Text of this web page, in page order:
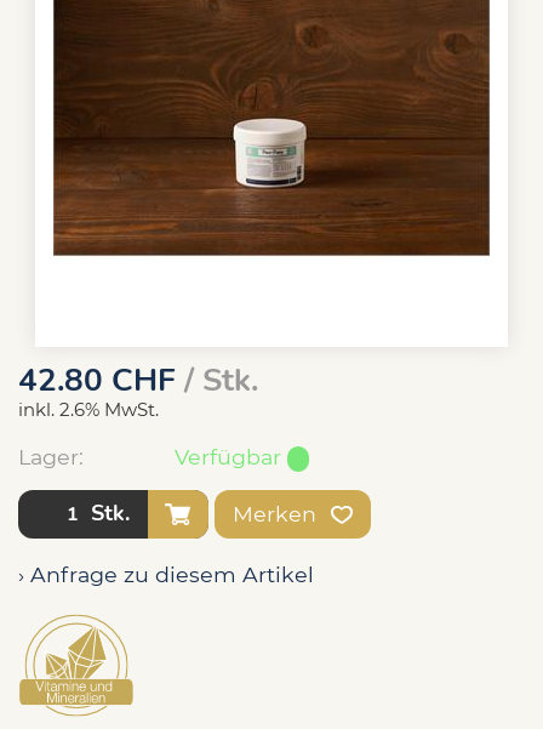
42.80 CHF/ Stk.
inkl. 2.6% MwSt.
Lager: Verfügbar
Stk. Merken
› Anfrage zu diesem Artikel